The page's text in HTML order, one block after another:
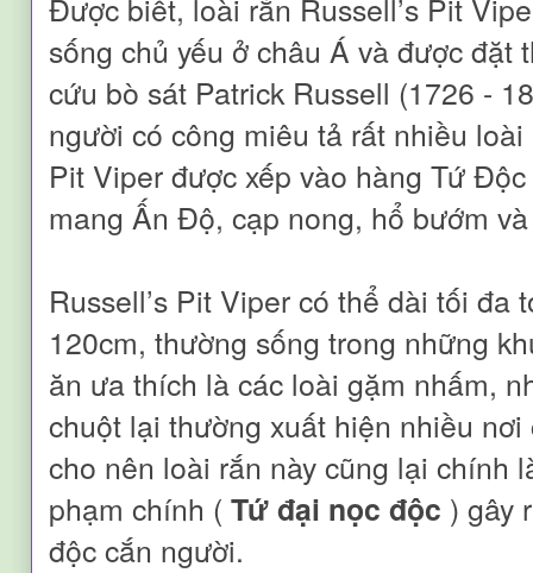
Được biết, loài rắn Russell’s Pit
sống chủ yếu ở châu Á và được đặt
cứu bò sát Patrick Russell (1726 -
người có công miêu tả rất nhiều
Pit Viper được xếp vào hàng Tứ
mang Ấn Độ, cạp nong, hổ bướm
Russell’s Pit Viper có thể dài tối đa
120cm, thường sống trong những
ăn ưa thích là các loài gặm nhấm,
chuột lại thường xuất hiện nhiều
cho nên loài rắn này cũng lại chính
phạm chính (Tứ đại nọc độc ) gây
độc cắn người.